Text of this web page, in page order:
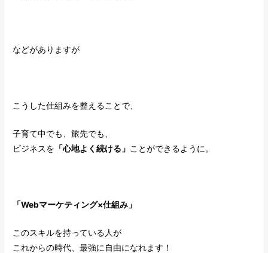
などがありますが
こうした仕組みを整えることで、
子育て中でも、旅先でも、
ビジネスを 「心地よく続ける」 ことができるように。
「Webマーケティング×仕組み」
このスキルを持っている人が
これからの時代、最強に自由になれます！